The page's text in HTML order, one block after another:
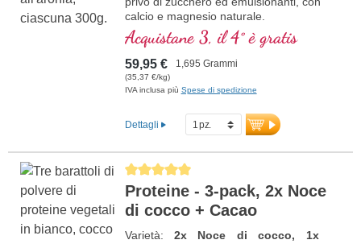
calcio e magnesio naturale.
Acquistane 3, il 4° è gratis
59,95 € 1,695 Grammi
(35,37 €/kg)
IVA inclusa più Spese di spedizione
Dettagli
Average rating of 5 out of 5 stars
Proteine - 3-pack, 2x Noce
di cocco + Cacao
Varietà: 2x Noce di cocco, 1x